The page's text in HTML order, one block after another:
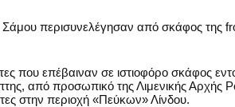
Σάμου περισυνελέγησαν από σκάφος της
που επέβαιναν σε ιστιοφόρο σκάφος
από προσωπικό της Λιμενικής Αρχής
στην περιοχή «Πεύκων» Λίνδου.